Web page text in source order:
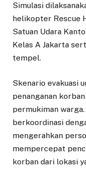
Simulasi
helikopter Rescue
Satuan Udara
Kelas A Jakarta
tempel.
Skenario evakuasi
penanganan
permukiman
berkoordinasi
mengerahkan
mempercepat
korban dari lokasi